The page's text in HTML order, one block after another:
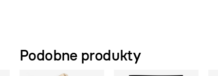
Podobne produkty